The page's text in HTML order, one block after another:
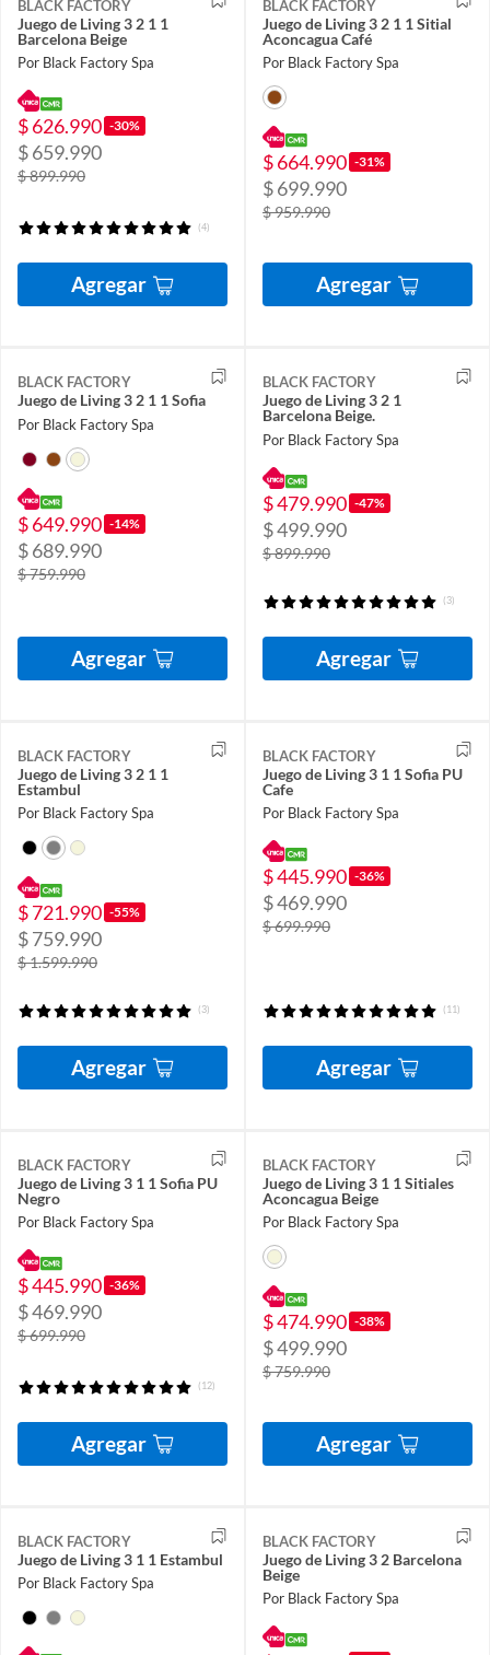
BLACK FACTORY
Juego de Living 3 2 1 1
Barcelona Beige
Por Black Factory Spa
$ 626.990 -30%
$ 659.990
$ 899.990
(4)
Agregar
BLACK FACTORY
Juego de Living 3 2 1 1 Sitial
Aconcagua Café
Por Black Factory Spa
$ 664.990 -31%
$ 699.990
$ 959.990
Agregar
BLACK FACTORY
Juego de Living 3 2 1 1 Sofia
Por Black Factory Spa
$ 649.990 -14%
$ 689.990
$ 759.990
Agregar
BLACK FACTORY
Juego de Living 3 2 1
Barcelona Beige.
Por Black Factory Spa
$ 479.990 -47%
$ 499.990
$ 899.990
(3)
Agregar
BLACK FACTORY
Juego de Living 3 2 1 1
Estambul
Por Black Factory Spa
$ 721.990 -55%
$ 759.990
$ 1.599.990
(3)
Agregar
BLACK FACTORY
Juego de Living 3 1 1 Sofia PU
Cafe
Por Black Factory Spa
$ 445.990 -36%
$ 469.990
$ 699.990
(11)
Agregar
BLACK FACTORY
Juego de Living 3 1 1 Sofia PU
Negro
Por Black Factory Spa
$ 445.990 -36%
$ 469.990
$ 699.990
(12)
Agregar
BLACK FACTORY
Juego de Living 3 1 1 Sitiales
Aconcagua Beige
Por Black Factory Spa
$ 474.990 -38%
$ 499.990
$ 759.990
Agregar
BLACK FACTORY
Juego de Living 3 1 1 Estambul
Por Black Factory Spa
BLACK FACTORY
Juego de Living 3 2 Barcelona
Beige
Por Black Factory Spa